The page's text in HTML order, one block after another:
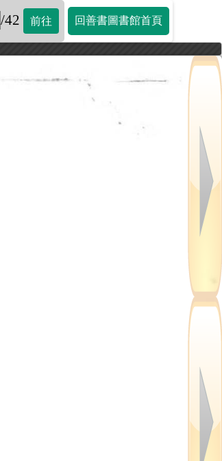
/42 前往 回善書圖書館首頁